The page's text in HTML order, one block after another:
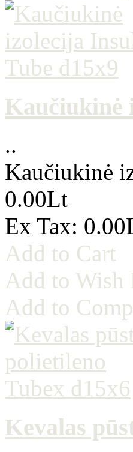
Kaučiukinė
..
Kaučiukinė
0.00Lt
Ex Tax:
Add to Cart
Add to Wish
Add to
Kevalas